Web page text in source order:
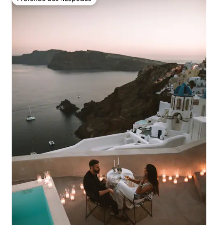
Preferido dos hóspedes